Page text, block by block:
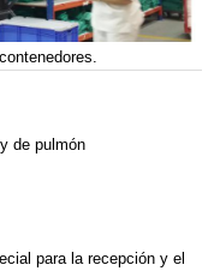
de pulmón
para la recepción y el